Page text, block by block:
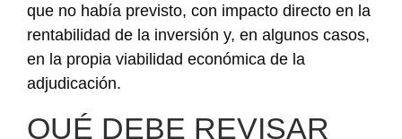
que no había previsto, con impacto directo en la
rentabilidad de la inversión y, en algunos casos,
en la propia viabilidad económica de la
adjudicación.
QUÉ DEBE REVISAR